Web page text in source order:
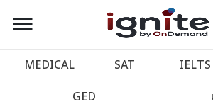
account_balance หน้าแรก
เว็บไซต์อิกไนท์
menu
MEDICAL SAT IELTS
GED